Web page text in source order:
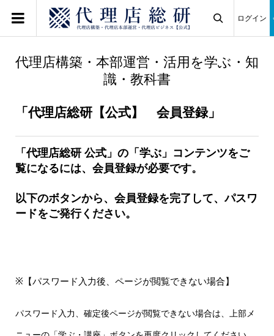

ログイン
代理店構築・本部運営・活用を学ぶ・知
識・教科書
「代理店総研【公式】 会員登録」
「代理店総研 公式」の「学ぶ」コンテンツをご
覧になるには、会員登録が必要です。
以下のボタンから、会員登録を完了して、パスワ
ードをご発行ください。
※【パスワード入力後、ページが閲覧できない場合】
パスワード入力、確定後ページが閲覧できない場合は、上部メ